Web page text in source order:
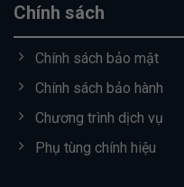
Chính sách
Chính sách bảo mật
Chính sách bảo hành
Chương trình dịch vụ
Phụ tùng chính hiệu